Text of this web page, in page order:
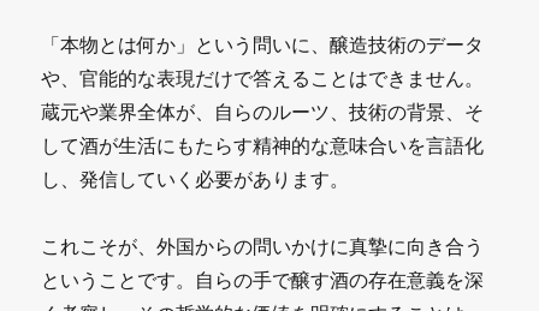
「本物とは何か」という問いに、醸造技術のデータ
や、官能的な表現だけで答えることはできません。
蔵元や業界全体が、自らのルーツ、技術の背景、そ
して酒が生活にもたらす精神的な意味合いを言語化
し、発信していく必要があります。
これこそが、外国からの問いかけに真摯に向き合う
ということです。自らの手で醸す酒の存在意義を深